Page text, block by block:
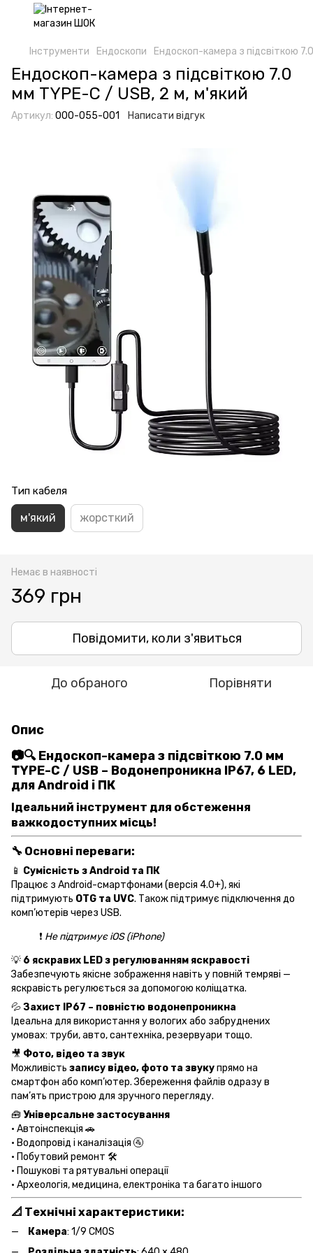
Інструменти Ендоскопи Ендоскоп-камера з підсвіткою
Ендоскоп-камера з підсвіткою 7.0
мм TYPE-C / USB, 2 м, м'який
Артикул: 000-055-001 Написати відгук
Тип кабеля
м'який жорсткий
Немає в наявності
369 грн
Повідомити, коли з'явиться
До обраного Порівняти
Опис
📷🔍Ендоскоп-камера з підсвіткою 7.0 мм
TYPE-C / USB – Водонепроникна IP67, 6 LED,
для Android і ПК
Ідеальний інструмент для обстеження
важкодоступних місць!
🔧 Основні переваги:
📱 Сумісність з Android та ПК
Працює з Android-смартфонами (версія 4.0+), які
підтримують OTG та UVC. Також підтримує підключення до
комп’ютерів через USB.
❗ Не підтримує iOS (iPhone)
💡 6 яскравих LED з регулюванням яскравості
Забезпечують якісне зображення навіть у повній темряві —
яскравість регулюється за допомогою коліщатка.
💦Захист IP67 – повністю водонепроникна
Ідеальна для використання у вологих або забруднених
умовах: труби, авто, сантехніка, резервуари тощо.
🎥 Фото, відео та звук
Можливість запису відео, фото та звукупрямо на
смартфон або комп’ютер. Збереження файлів одразу в
пам’ять пристрою для зручного перегляду.
🧰Універсальне застосування
• Автоінспекція 🚗
• Водопровід і каналізація 🚰
• Побутовий ремонт 🛠️
• Пошукові та рятувальні операції
• Археологія, медицина, електроніка та багато іншого
📐 Технічні характеристики:
Камера: 1/9 CMOS